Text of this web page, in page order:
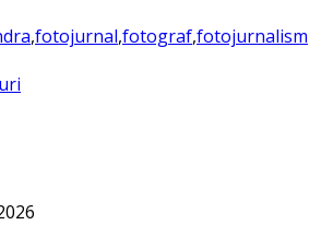
,fotojurnal,fotograf,fotojurnalism